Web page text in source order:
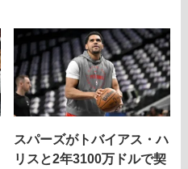
スパーズがトバイアス・ハ
リスと2年3100万ドルで契